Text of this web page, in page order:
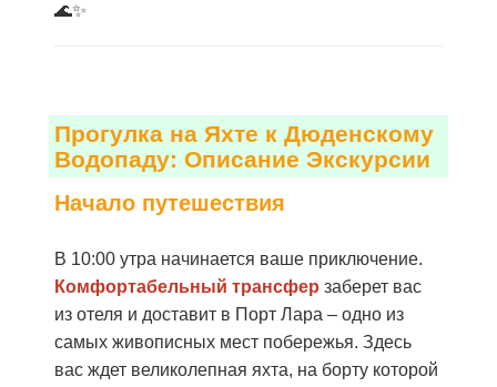
Прогулка на Яхте к Дюденскому
Водопаду: Описание Экскурсии
Начало путешествия
В 10:00 утра начинается ваше приключение.
Комфортабельный трансфер заберет вас
из отеля и доставит в Порт Лара – одно из
самых живописных мест побережья. Здесь
вас ждет великолепная яхта, на борту которой
🌊✨